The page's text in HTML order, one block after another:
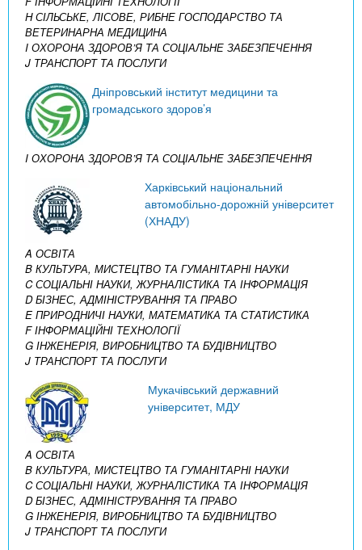
H СІЛЬСЬКЕ, ЛІСОВЕ, РИБНЕ ГОСПОДАРСТВО ТА
ВЕТЕРИНАРНА МЕДИЦИНА
I ОХОРОНА ЗДОРОВ’Я ТА СОЦІАЛЬНЕ ЗАБЕЗПЕЧЕННЯ
J ТРАНСПОРТ ТА ПОСЛУГИ
Дніпровський інститут медицини та
громадського здоров’я
I ОХОРОНА ЗДОРОВ’Я ТА СОЦІАЛЬНЕ ЗАБЕЗПЕЧЕННЯ
Харківський національний
автомобільно-дорожній університет
(ХНАДУ)
A ОСВІТА
B КУЛЬТУРА, МИСТЕЦТВО ТА ГУМАНІТАРНІ НАУКИ
C СОЦІАЛЬНІ НАУКИ, ЖУРНАЛІСТИКА ТА ІНФОРМАЦІЯ
D БІЗНЕС, АДМІНІСТРУВАННЯ ТА ПРАВО
E ПРИРОДНИЧІ НАУКИ, МАТЕМАТИКА ТА СТАТИСТИКА
F ІНФОРМАЦІЙНІ ТЕХНОЛОГІЇ
G ІНЖЕНЕРІЯ, ВИРОБНИЦТВО ТА БУДІВНИЦТВО
J ТРАНСПОРТ ТА ПОСЛУГИ
Мукачівський державний
університет, МДУ
A ОСВІТА
B КУЛЬТУРА, МИСТЕЦТВО ТА ГУМАНІТАРНІ НАУКИ
C СОЦІАЛЬНІ НАУКИ, ЖУРНАЛІСТИКА ТА ІНФОРМАЦІЯ
D БІЗНЕС, АДМІНІСТРУВАННЯ ТА ПРАВО
G ІНЖЕНЕРІЯ, ВИРОБНИЦТВО ТА БУДІВНИЦТВО
J ТРАНСПОРТ ТА ПОСЛУГИ